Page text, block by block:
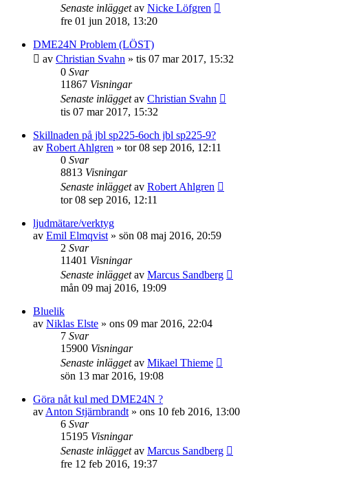
Senaste inläggetav Nicke Löfgren
fre 01 jun 2018, 13:20
DME24N Problem (LÖST)
av Christian Svahn » tis 07 mar 2017, 15:32
0 Svar
11867 Visningar
Senaste inläggetav Christian Svahn
tis 07 mar 2017, 15:32
Skillnaden på jbl sp225-6och jbl sp225-9?
av Robert Ahlgren » tor 08 sep 2016, 12:11
0 Svar
8813 Visningar
Senaste inläggetav Robert Ahlgren
tor 08 sep 2016, 12:11
ljudmätare/verktyg
av Emil Elmqvist » sön 08 maj 2016, 20:59
2 Svar
11401 Visningar
Senaste inläggetav Marcus Sandberg
mån 09 maj 2016, 19:09
Bluelik
av Niklas Elste » ons 09 mar 2016, 22:04
7 Svar
15900 Visningar
Senaste inläggetav Mikael Thieme
sön 13 mar 2016, 19:08
Göra nåt kul med DME24N ?
av Anton Stjärnbrandt » ons 10 feb 2016, 13:00
6 Svar
15195 Visningar
Senaste inläggetav Marcus Sandberg
fre 12 feb 2016, 19:37